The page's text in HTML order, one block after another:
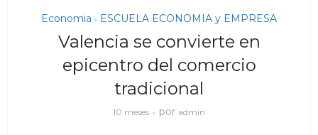
Economia • ESCUELA ECONOMIA y EMPRESA
Valencia se convierte en
epicentro del comercio
tradicional
10 meses por admin